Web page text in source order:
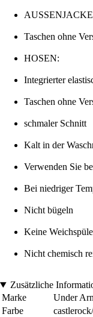
Taschen ohne
HOSEN:
Integrierter
Taschen ohne
schmaler Schnitt
Kalt in der
Verwenden Sie
Bei niedriger
Nicht bügeln
Keine
Nicht chemisch
Zusätzliche
Marke
Under
Farbe